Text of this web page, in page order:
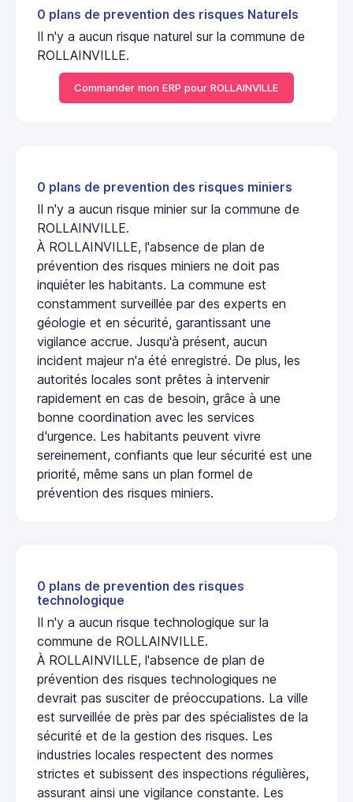
0 plans de prevention des risques Naturels
Il n'y a aucun risque naturel sur la commune de
ROLLAINVILLE.
Commander mon ERP pour ROLLAINVILLE
0 plans de prevention des risques miniers
Il n'y a aucun risque minier sur la commune de
ROLLAINVILLE.
À ROLLAINVILLE, l'absence de plan de
prévention des risques miniers ne doit pas
inquiéter les habitants. La commune est
constamment surveillée par des experts en
géologie et en sécurité, garantissant une
vigilance accrue. Jusqu'à présent, aucun
incident majeur n'a été enregistré. De plus, les
autorités locales sont prêtes à intervenir
rapidement en cas de besoin, grâce à une
bonne coordination avec les services
d'urgence. Les habitants peuvent vivre
sereinement, confiants que leur sécurité est une
priorité, même sans un plan formel de
prévention des risques miniers.
0 plans de prevention des risques
technologique
Il n'y a aucun risque technologique sur la
commune de ROLLAINVILLE.
À ROLLAINVILLE, l'absence de plan de
prévention des risques technologiques ne
devrait pas susciter de préoccupations. La ville
est surveillée de près par des spécialistes de la
sécurité et de la gestion des risques. Les
industries locales respectent des normes
strictes et subissent des inspections régulières,
assurant ainsi une vigilance constante. Les